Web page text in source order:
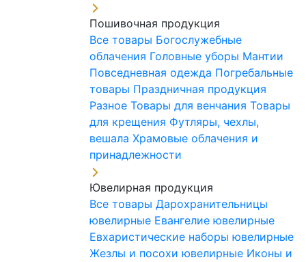
Пошивочная продукция
Все товары Богослужебные
облачения Головные уборы Мантии
Повседневная одежда Погребальные
товары Праздничная продукция
Разное Товары для венчания Товары
для крещения Футляры, чехлы,
вешала Храмовые облачения и
принадлежности
Ювелирная продукция
Все товары Дарохранительницы
ювелирные Евангелие ювелирные
Евхаристические наборы ювелирные
Жезлы и посохи ювелирные Иконы и